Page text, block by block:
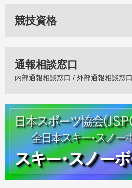
競技資格
通報相談窓口
内部通報相談窓口 / 外部通報相談窓口